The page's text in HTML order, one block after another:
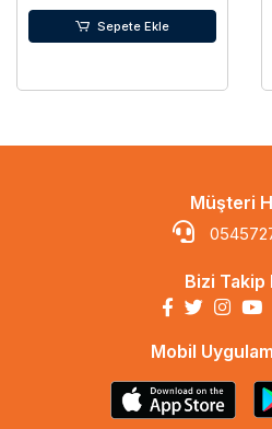
Sepete Ekle
Müşteri
Bizi Takip
Mobil